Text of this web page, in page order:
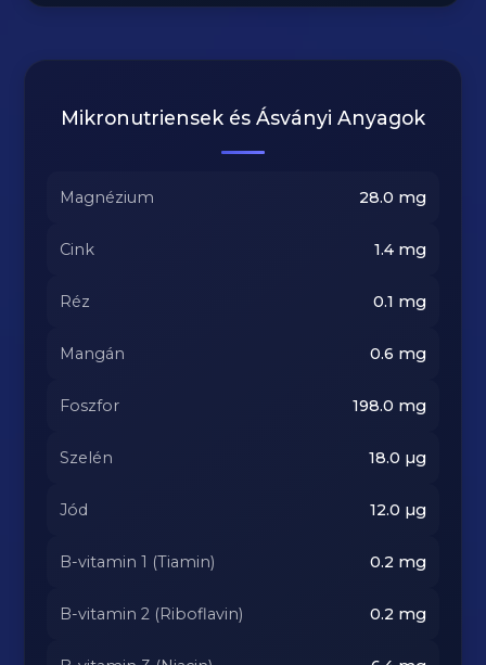
Mikronutriensek és Ásványi Anyagok
Magnézium 28.0 mg
Cink 1.4mg
Réz 0.1 mg
Mangán 0.6 mg
Foszfor 198.0 mg
Szelén 18.0 µg
Jód 12.0 µg
B-vitamin 1 (Tiamin) 0.2 mg
B-vitamin 2 (Riboflavin) 0.2 mg